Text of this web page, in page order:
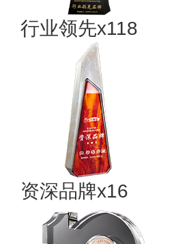
行业领先x118
资深品牌x16